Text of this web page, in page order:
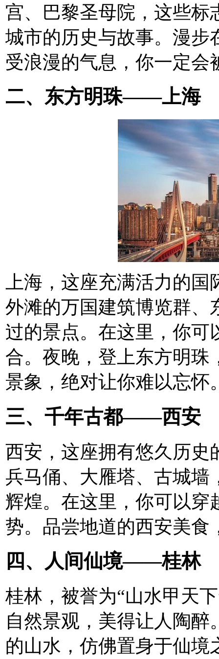
宫、巴黎圣母院，这些标
城市的历史与故事。漫步
受浪漫的气息，你一定会
二、东方明珠——上海
上海，这座充满活力的
外滩的万国建筑博览群、
过的景点。在这里，你可
合。夜晚，登上东方明珠
景象，绝对让你难以忘怀
三、千年古都——西安
西安，这座拥有悠久历史
兵马俑、大雁塔、古城墙
辉煌。在这里，你可以穿
势。品尝地道的西安美食
四、人间仙境——桂林
桂林，被誉为“山水甲天
自然景观，美得让人陶
的山水，仿佛置身于仙境